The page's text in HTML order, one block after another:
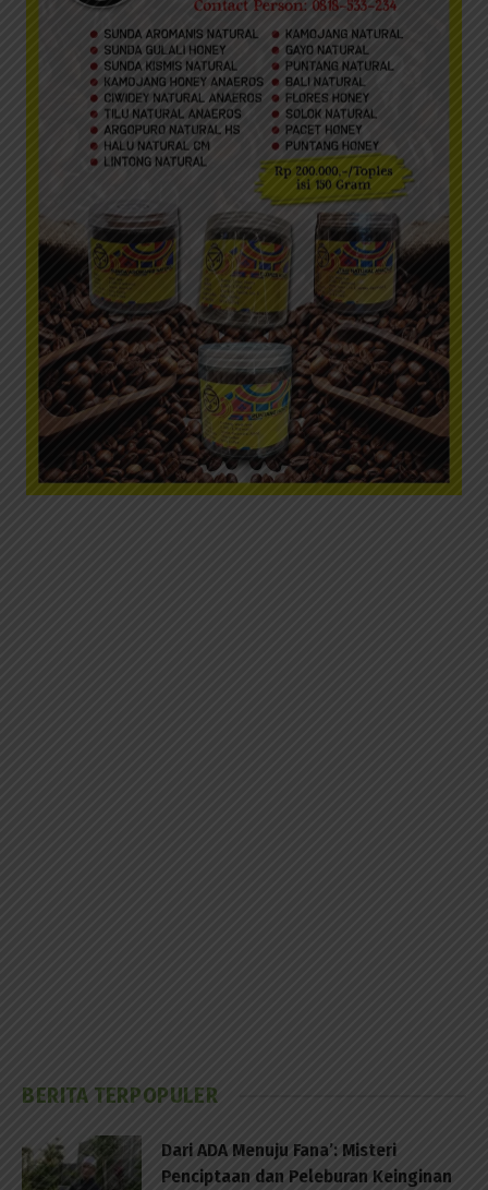
BERITA TERPOPULER
Dari ADA Menuju Fana’: Misteri
Penciptaan dan Peleburan Keinginan